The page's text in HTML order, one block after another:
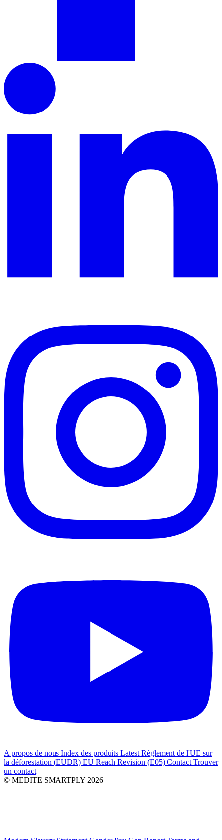
A propos de nous Index des produits Latest Règlement de l'UE sur
la déforestation (EUDR) EU Reach Revision (E05) Contact Trouver
un contact
© MEDITE SMARTPLY 2026